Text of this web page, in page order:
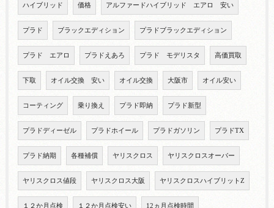
ハイブリッド 価格 アルファードハイブリッド エアロ 安い
プラド ブラックエディション プラドブラックエディション
プラド エアロ プラドえあろ プラド モデリスタ 高価買取
下取 オイル交換 安い オイル交換 大阪市 オイル安い
コーティング 乗り換え プラド即納 プラド新型
プラドディーゼル プラドホイール プラドガソリン プラドTX
プラド納期 各種補償 ヤリスクロス ヤリスクロスオーバー
ヤリスクロス値段 ヤリスクロス大阪 ヤリスクロスハイブリットZ
１２か月点検 １２か月点検安い 12ヵ月点検時間